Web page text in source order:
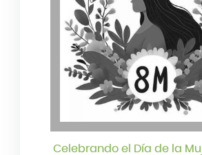
Celebrando el Día de la